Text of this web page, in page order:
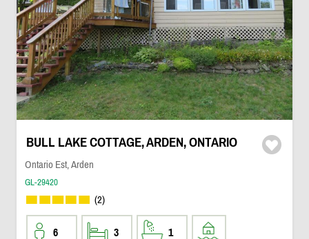
BULL LAKE COTTAGE, ARDEN, ONTARIO
Ontario Est, Arden
GL-29420
(2)
6 3 1